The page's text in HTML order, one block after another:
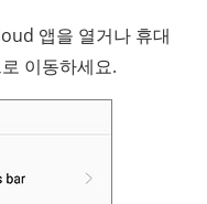
앱을 열거나 휴대
이동하세요.